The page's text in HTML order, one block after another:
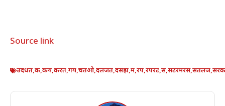
Source link
उदधत,क,कय,करत,गय,चतओ,दलजत,दसझ,म,रप,रपरट,स,सटरमरस,सतलज,